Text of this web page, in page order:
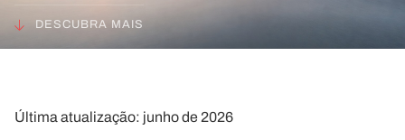
DESCUBRA MAIS
Última atualização: junho de 2026